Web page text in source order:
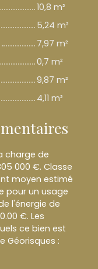
10,8 m²
5,24 m²
7,97 m²
0,7 m²
9,87 m²
4,11 m²
charge de
000 €. Classe
moyen estimé
pour un usage
l'énergie de
€. Les
ce bien est
Géorisques :